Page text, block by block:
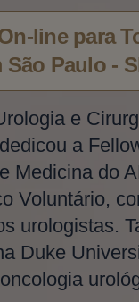
line para
São Paulo -
e
a
Medicina do
Voluntário,
urologistas.
Duke